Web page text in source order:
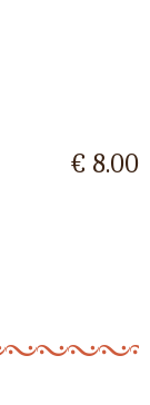
€ 8.00